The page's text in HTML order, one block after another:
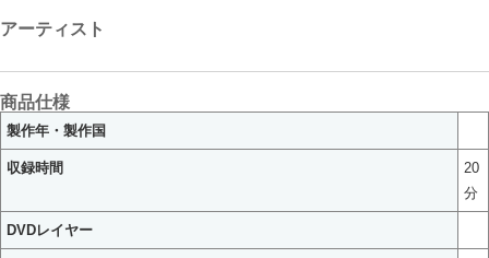
アーティスト
商品仕様
製作年・製作国
収録時間
20
分
DVDレイヤー